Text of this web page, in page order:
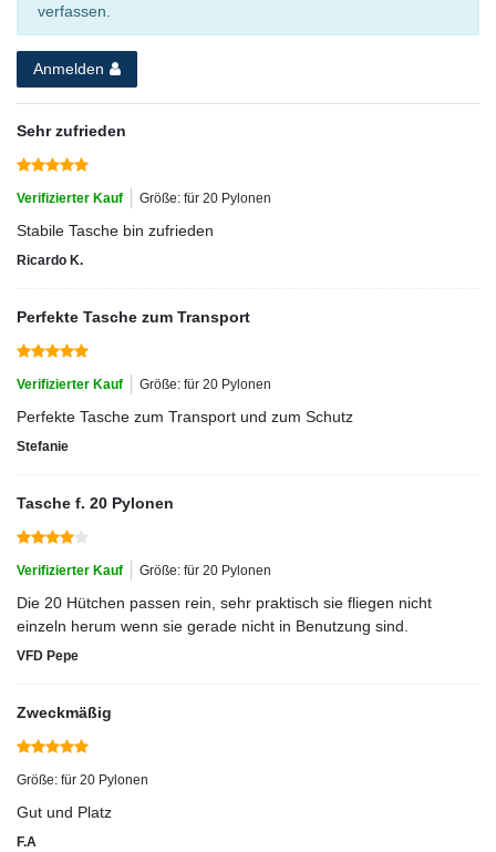
verfassen.
Anmelden
Sehr zufrieden
Verifizierter Kauf Größe: für 20 Pylonen
Stabile Tasche bin zufrieden
Ricardo K.
Perfekte Tasche zum Transport
Verifizierter Kauf Größe: für 20 Pylonen
Perfekte Tasche zum Transport und zum Schutz
Stefanie
Tasche f. 20 Pylonen
Verifizierter Kauf Größe: für 20 Pylonen
Die 20 Hütchen passen rein, sehr praktisch sie fliegen nicht
einzeln herum wenn sie gerade nicht in Benutzung sind.
VFD Pepe
Zweckmäßig
Größe: für 20 Pylonen
Gut und Platz
F.A